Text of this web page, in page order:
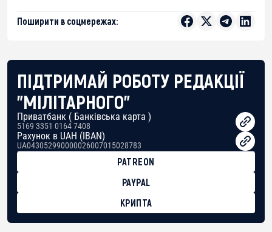
Поширити в соцмережах:
ПІДТРИМАЙ РОБОТУ РЕДАКЦІЇ
"МІЛІТАРНОГО"
Приватбанк ( Банківська карта )
5169 3351 0164 7408
Рахунок в UAH (IBAN)
UA043052990000026007015028783
PATREON
PAYPAL
КРИПТА